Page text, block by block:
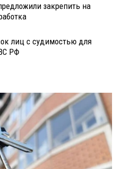
закрепить на
лиц с судимостью для
РФ